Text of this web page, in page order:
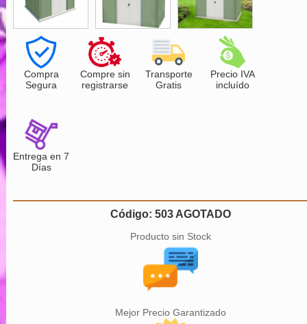
Compra
Segura
Compre sin
registrarse
Transporte
Gratis
Precio IVA
incluído
Entrega en 7
Días
Código: 503 AGOTADO
Producto sin Stock
Mejor Precio Garantizado